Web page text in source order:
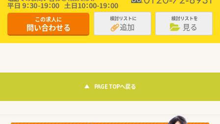
この求人に
問い合わせる
検討リストに
追加
検討リストを
見る
PAGE TOPへ戻る